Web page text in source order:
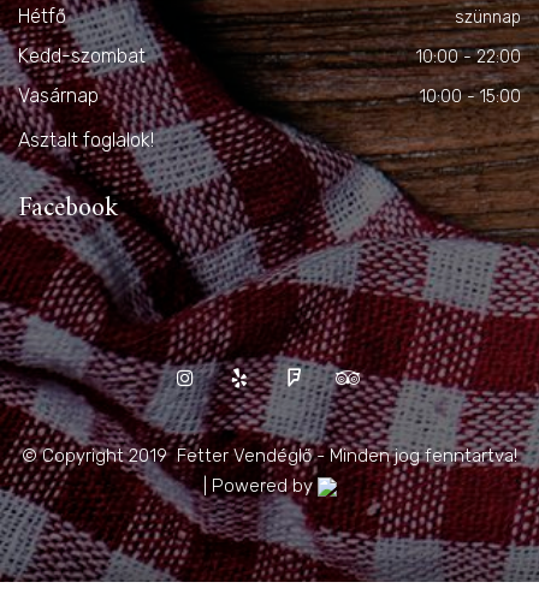
Hétfő szünnap
Kedd-szombat 10:00 - 22:00
Vasárnap 10:00 - 15:00
Asztalt foglalok!
Facebook
© Copyright 2019 Fetter Vendéglő - Minden jog fenntartva!
| Powered by